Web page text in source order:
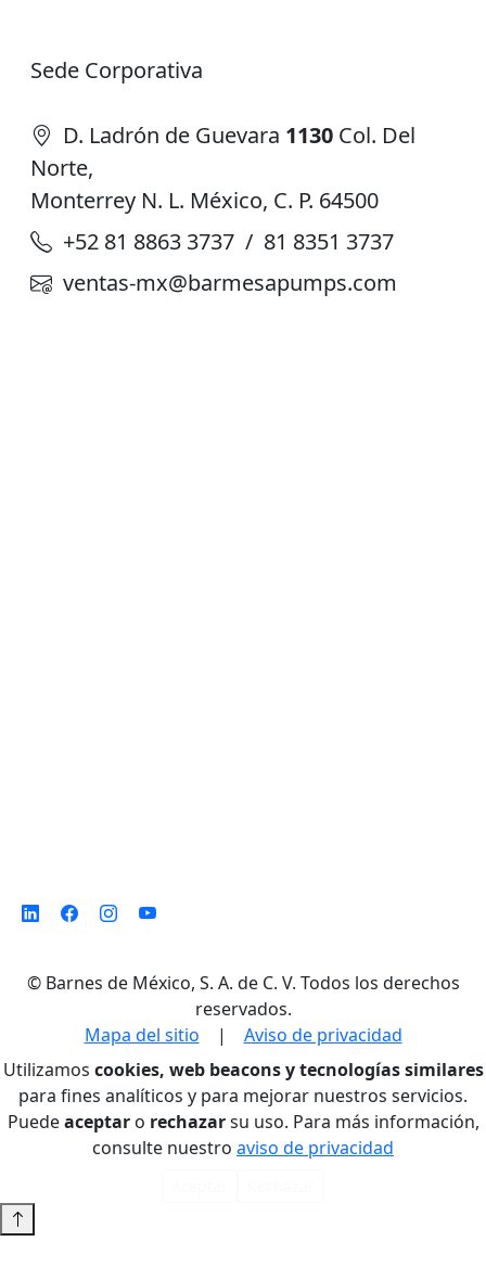
Sede Corporativa
D. Ladrón de Guevara 1130 Col. Del
Norte,
Monterrey N. L. México, C. P. 64500
+52 81 8863 3737 / 81 8351 3737
ventas-mx@barmesapumps.com
© Barnes de México, S. A. de C. V. Todos los derechos
reservados.
Mapa del sitio | Aviso de privacidad
Utilizamos cookies, web beacons y tecnologías similares
para fines analíticos y para mejorar nuestros servicios.
Puedeaceptaro rechazarsu uso. Para más información,
consulte nuestro aviso de privacidad